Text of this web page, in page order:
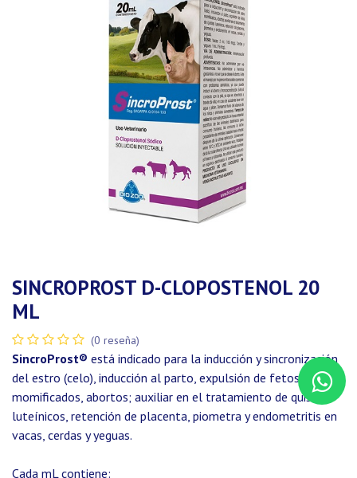
SINCROPROST D-CLOPOSTENOL 20
ML
(0 reseña)
SincroProst® está indicado para la inducción y sincronización
del estro (celo), inducción al parto, expulsión de fetos
momificados, abortos; auxiliar en el tratamiento de quistes
luteínicos, retención de placenta, piometra y endometritis en
vacas, cerdas y yeguas.
Cada mL contiene: